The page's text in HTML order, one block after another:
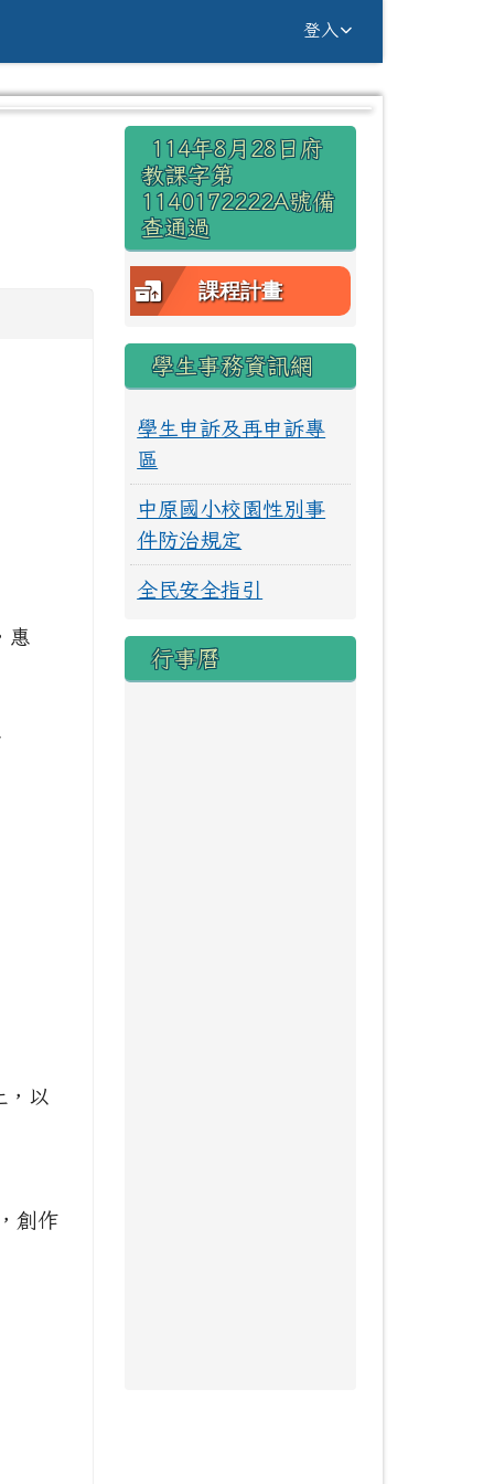
Yuan Primary
登入
⏸
惠
以
創作
右邊區域內容
114年8月28日府
教課字第
1140172222A號備
查通過
課程計畫
學生事務資訊網
學生申訴及再申訴專
區
中原國小校園性別事
件防治規定
全民安全指引
行事曆